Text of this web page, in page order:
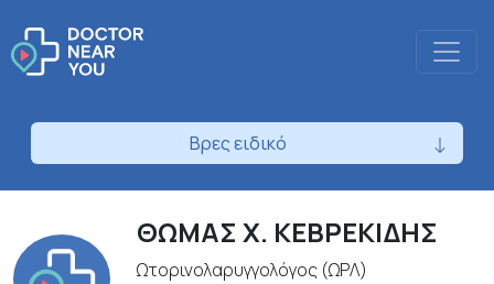
Βρες ειδικό
ΘΩΜΑΣ Χ. ΚΕΒΡΕΚΙΔΗΣ
Ωτορινολαρυγγολόγος (ΩΡΛ)